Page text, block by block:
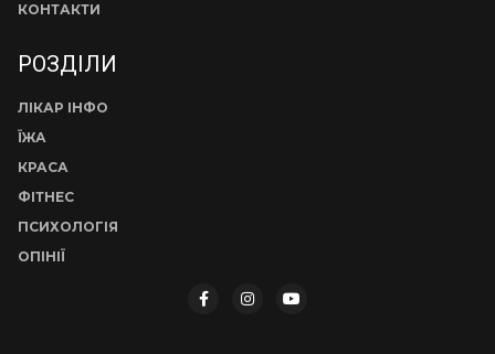
КОНТАКТИ
РОЗДІЛИ
ЛІКАР ІНФО
ЇЖА
КРАСА
ФІТНЕС
ПСИХОЛОГІЯ
ОПІНІЇ